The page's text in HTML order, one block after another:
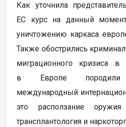
Как уточнила
ЕС курс на данный
уничтожению каркаса
Также обострились
миграционного кризиса в
в Европе породили
международный
это расползание
трансплантология и